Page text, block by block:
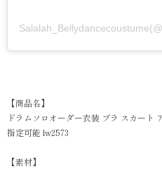
【商品名】
ドラムソロオーダー衣装 ブラ スカート
指定可能 lw2573
【素材】